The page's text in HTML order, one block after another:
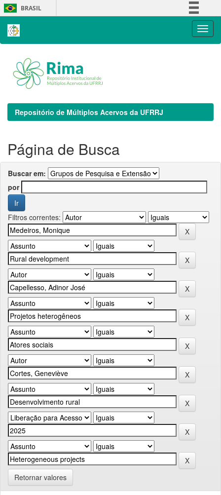
Skip
navigation
BRASIL
Repositório de Múltiplos Acervos da UFRRJ
Página de Busca
Buscar em:
por
Filtros correntes:
Retornar valores